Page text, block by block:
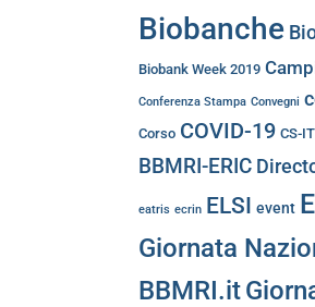
Biobanche
Biobank Week 2019
Conferenza Stampa Convegni
Corso COVID-19 CS-IT
BBMRI-ERIC
eatris ecrin ELSI event
Giornata
BBMRI.it